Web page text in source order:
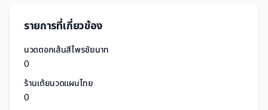
รายการที่เกี่ยวข้อง
นวดตอกเส้นสีไพรชัยนาท
0
ร้านเต้ยนวดแผนไทย
0